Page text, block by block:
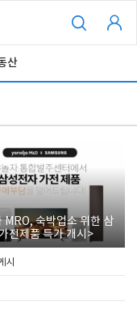
산
MRO, 숙박업소 위한 삼
전제품 특가 개시>
시